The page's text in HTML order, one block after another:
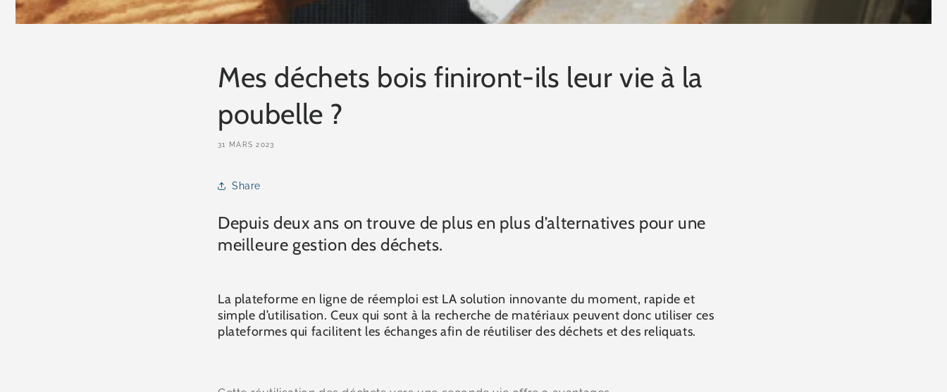
Mes déchets bois finiront-ils leur vie à la
poubelle ?
31 MARS 2023
Share
Depuis deux ans on trouve de plus en plus d’alternatives pour une
meilleure gestion des déchets.
La plateforme en ligne de réemploi est LA solution innovante du moment, rapide et
simple d’utilisation. Ceux qui sont à la recherche de matériaux peuvent donc utiliser ces
plateformes qui facilitent les échanges afin de réutiliser des déchets et des reliquats.